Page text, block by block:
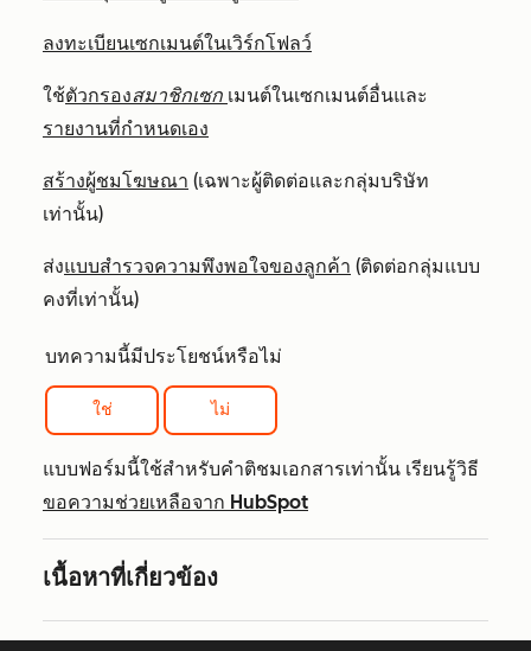
ลงทะเบียนเซกเมนต์ในเวิร์กโฟลว์
ใช้ตัวกรองสมาชิกเซก เมนต์ในเซกเมนต์อื่นและ
รายงานที่กำหนดเอง
สร้างผู้ชมโฆษณา (เฉพาะผู้ติดต่อและกลุ่มบริษัท
เท่านั้น)
ส่งแบบสำรวจความพึงพอใจของลูกค้า (ติดต่อกลุ่มแบบ
คงที่เท่านั้น)
บทความนี้มีประโยชน์หรือไม่
ใช่ ไม่
แบบฟอร์มนี้ใช้สำหรับคำติชมเอกสารเท่านั้น เรียนรู้วิธี
ขอความช่วยเหลือจาก HubSpot
เนื้อหาที่เกี่ยวข้อง